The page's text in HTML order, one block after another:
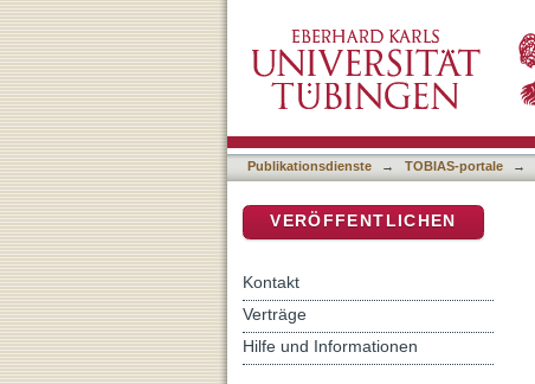
Publikationsdienste → TOBIAS-portale →
VERÖFFENTLICHEN
Kontakt
Verträge
Hilfe und Informationen